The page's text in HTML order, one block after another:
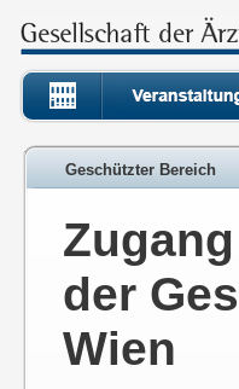
Geschützter Bereich
der
Wien